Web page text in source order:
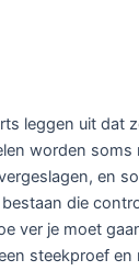
leggen uit dat
worden
en
die
ver je moet
steekproef en